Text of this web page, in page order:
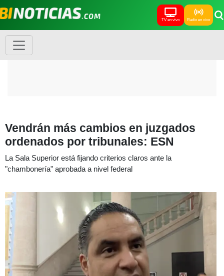
TV en vivo Radio en vivo
Vendrán más cambios en juzgados
ordenados por tribunales: ESN
La Sala Superior está fijando criterios claros ante la
"chambonería" aprobada a nivel federal